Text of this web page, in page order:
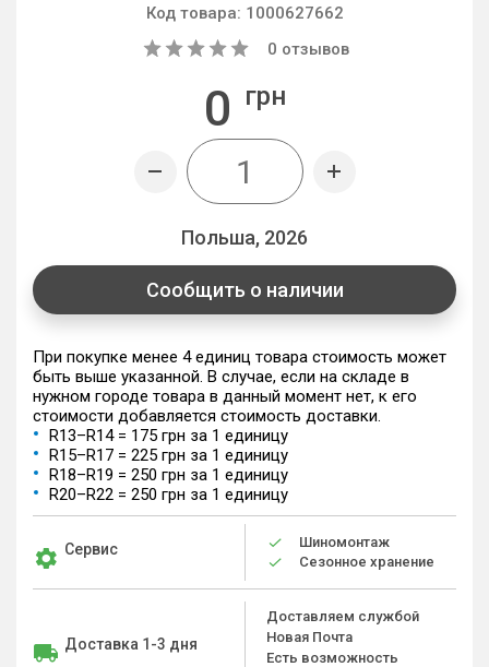
Код товара: 1000627662
0 отзывов
0 грн
Польша, 2026
Сообщить о наличии
При покупке менее 4 единиц товара стоимость может
быть выше указанной. В случае, если на складе в
нужном городе товара в данный момент нет, к его
стоимости добавляется стоимость доставки.
R13–R14 = 175 грн за 1 единицу
R15–R17 = 225 грн за 1 единицу
R18–R19 = 250 грн за 1 единицу
R20–R22 = 250 грн за 1 единицу
Сервис
Шиномонтаж
Сезонное хранение
Доставка 1-3 дня
Доставляем службой
Новая Почта
Есть возможность